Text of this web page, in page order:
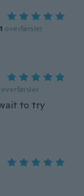
overførsler
overførsler
to try